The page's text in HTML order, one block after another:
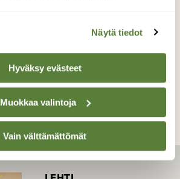
Näytä tiedot
Hyväksy evästeet
Muokkaa valintoja
Vain välttämättömät
TAKAISIN LISTAAN